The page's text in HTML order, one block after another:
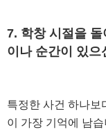
7. 학창 시절을
이나 순간이 있으
특정한 사건 하나보
이 가장 기억에 남